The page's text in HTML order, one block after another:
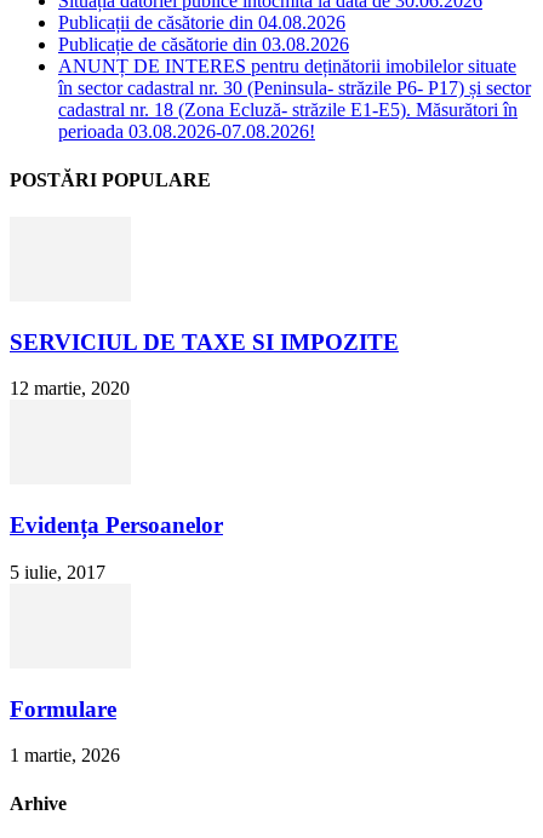
Publicații de căsătorie din 04.08.2026
Publicație de căsătorie din 03.08.2026
ANUNȚ DE INTERES pentru deținătorii imobilelor situate
în sector cadastral nr. 30 (Peninsula- străzile P6- P17) și sector
cadastral nr. 18 (Zona Ecluză- străzile E1-E5). Măsurători în
perioada 03.08.2026-07.08.2026!
POSTĂRI POPULARE
SERVICIUL DE TAXE SI IMPOZITE
12 martie, 2020
Evidența Persoanelor
5 iulie, 2017
Formulare
1 martie, 2026
Arhive